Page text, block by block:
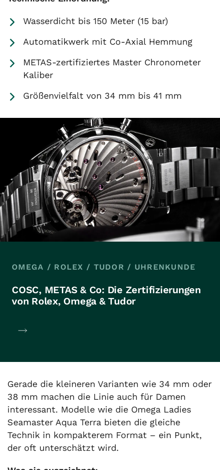
Wasserdicht bis 150 Meter (15 bar)
Automatikwerk mit Co-Axial Hemmung
METAS-zertifiziertes Master Chronometer
Kaliber
Größenvielfalt von 34 mm bis 41 mm
OMEGA / ROLEX / TUDOR / UHRENKUNDE
COSC, METAS & Co: Die Zertifizierungen
von Rolex, Omega & Tudor
Gerade die kleineren Varianten wie 34 mm oder
38 mm machen die Linie auch für Damen
interessant. Modelle wie die Omega Ladies
Seamaster Aqua Terra bieten die gleiche
Technik in kompakterem Format – ein Punkt,
der oft unterschätzt wird.